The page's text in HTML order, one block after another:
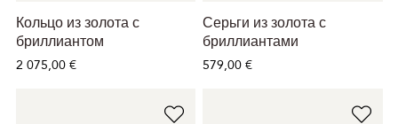
Кольцо из золота с
бриллиантом
2 075,00 €
Серьги из золота с
бриллиантами
579,00 €